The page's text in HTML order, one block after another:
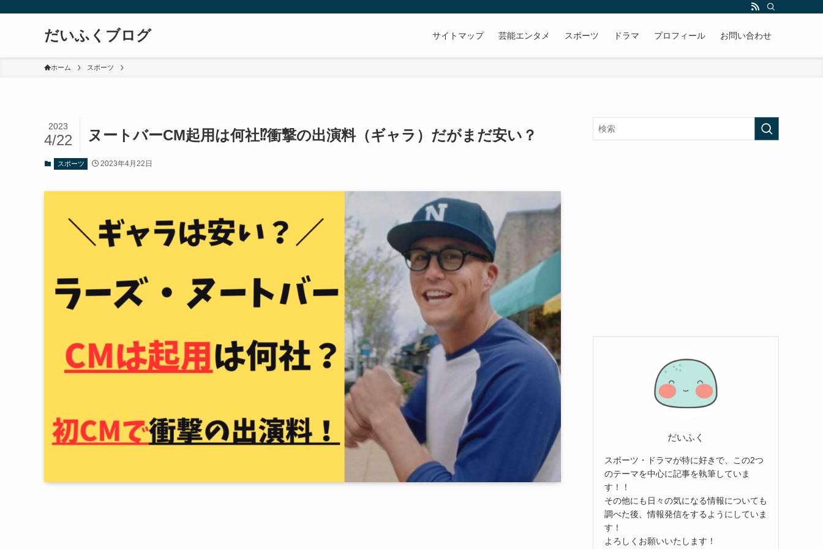
だいふくブログ サイトマップ 芸能エンタメ スポーツ ドラマ プロフィール お問い合わせ
ホーム スポーツ
ヌートバーCM起用は何社⁉︎衝撃の出演料（ギャラ）だがまだ安い？
2023
4/22
スポーツ 2023年4月22日
だいふく
スポーツ・ドラマが特に好きで、この2つ
のテーマを中心に記事を執筆していま
す！！
その他にも日々の気になる情報についても
調べた後、情報発信をするようにしていま
す！
よろしくお願いいたします！